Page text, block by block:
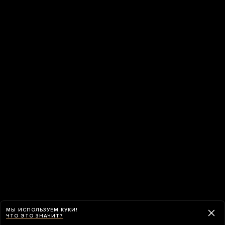
МЫ ИСПОЛЬЗУЕМ КУКИ!
ЧТО ЭТО ЗНАЧИТ?